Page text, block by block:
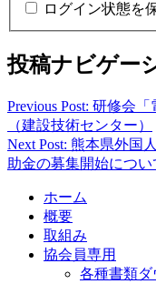
ログイン状態を
投稿ナビゲー
Previous Post: 研修会
（建設技術センター）
Next Post: 熊本県外国
助金の募集開始につい
ホーム
概要
取組み
協会員専用
各種書類ダ